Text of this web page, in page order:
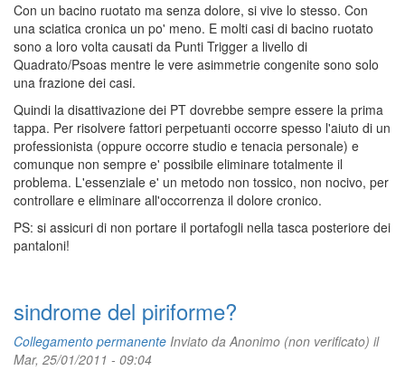
Con un bacino ruotato ma senza dolore, si vive lo stesso. Con
una sciatica cronica un po' meno. E molti casi di bacino ruotato
sono a loro volta causati da Punti Trigger a livello di
Quadrato/Psoas mentre le vere asimmetrie congenite sono solo
una frazione dei casi.
Quindi la disattivazione dei PT dovrebbe sempre essere la prima
tappa. Per risolvere fattori perpetuanti occorre spesso l'aiuto di un
professionista (oppure occorre studio e tenacia personale) e
comunque non sempre e' possibile eliminare totalmente il
problema. L'essenziale e' un metodo non tossico, non nocivo, per
controllare e eliminare all'occorrenza il dolore cronico.
PS: si assicuri di non portare il portafogli nella tasca posteriore dei
pantaloni!
sindrome del piriforme?
Collegamento permanente Inviato daAnonimo (non verificato) il
Mar, 25/01/2011 - 09:04